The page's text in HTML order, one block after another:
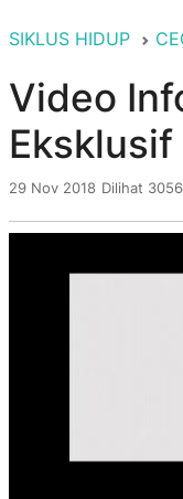
SIKLUS HIDUP
Video
Eksklusif
29 Nov 2018 Dilihat